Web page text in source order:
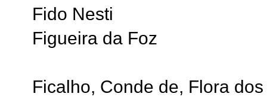
Fido Nesti
Figueira da Foz
Ficalho, Conde de, Flora